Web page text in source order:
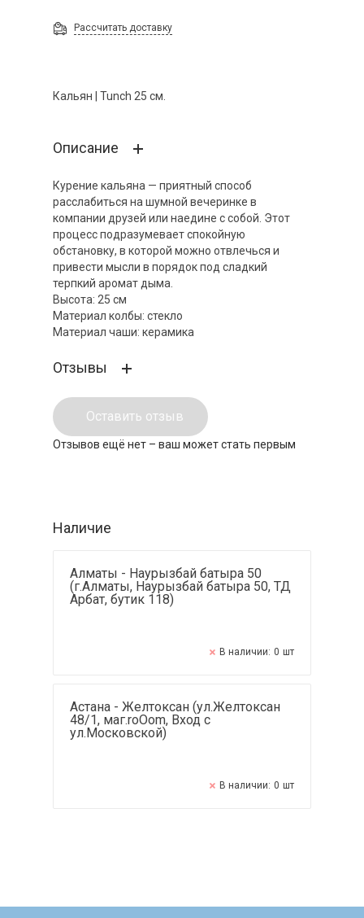
Рассчитать доставку
Кальян | Tunch 25 см.
Описание
Курение кальяна — приятный способ
расслабиться на шумной вечеринке в
компании друзей или наедине с собой. Этот
процесс подразумевает спокойную
обстановку, в которой можно отвлечься и
привести мысли в порядок под сладкий
терпкий аромат дыма.
Высота: 25 см
Материал колбы: стекло
Материал чаши: керамика
Отзывы
Оставить отзыв
Отзывов ещё нет – ваш может стать первым
Наличие
Алматы - Наурызбай батыра 50
(г.Алматы, Наурызбай батыра 50, ТД
Арбат, бутик 118)
В наличии: 0 шт
Астана - Желтоксан (ул.Желтоксан
48/1, маг.roOom, Вход с
ул.Московской)
В наличии: 0 шт